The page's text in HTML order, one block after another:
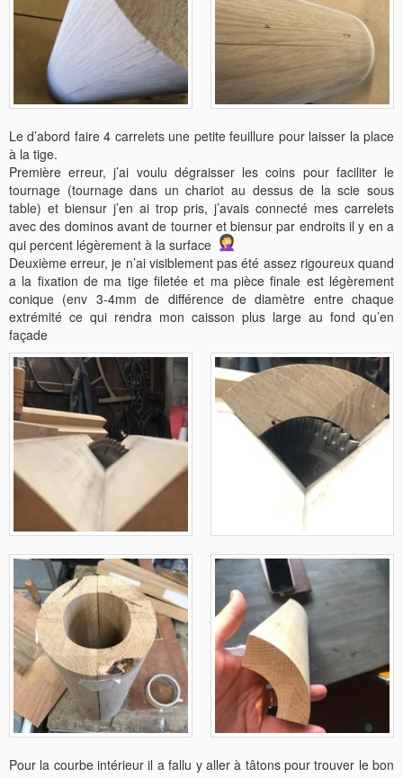
Le d’abord faire 4 carrelets une petite feuillure pour laisser la place
à la tige.
Première erreur, j’ai voulu dégraisser les coins pour faciliter le
tournage (tournage dans un chariot au dessus de la scie sous
table) et biensur j’en ai trop pris, j’avais connecté mes carrelets
avec des dominos avant de tourner et biensur par endroits il y en a
qui percent légèrement à la surface
Deuxième erreur, je n’ai visiblement pas été assez rigoureux quand
a la fixation de ma tige filetée et ma pièce finale est légèrement
conique (env 3-4mm de différence de diamètre entre chaque
extrémité ce qui rendra mon caisson plus large au fond qu’en
façade
Pour la courbe intérieur il a fallu y aller à tâtons pour trouver le bon